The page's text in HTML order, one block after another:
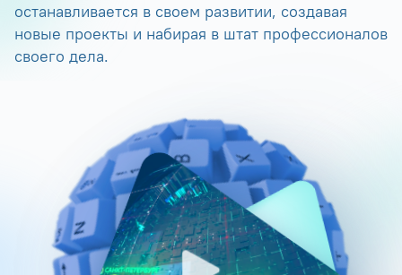
останавливается в своем развитии, создавая
новые проекты и набирая в штат профессионалов
своего дела.